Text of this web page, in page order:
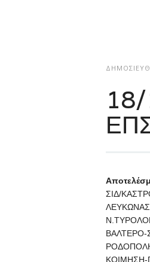
18/
ΣΙΔ/
ΚΟΙΜΗΣΗ-